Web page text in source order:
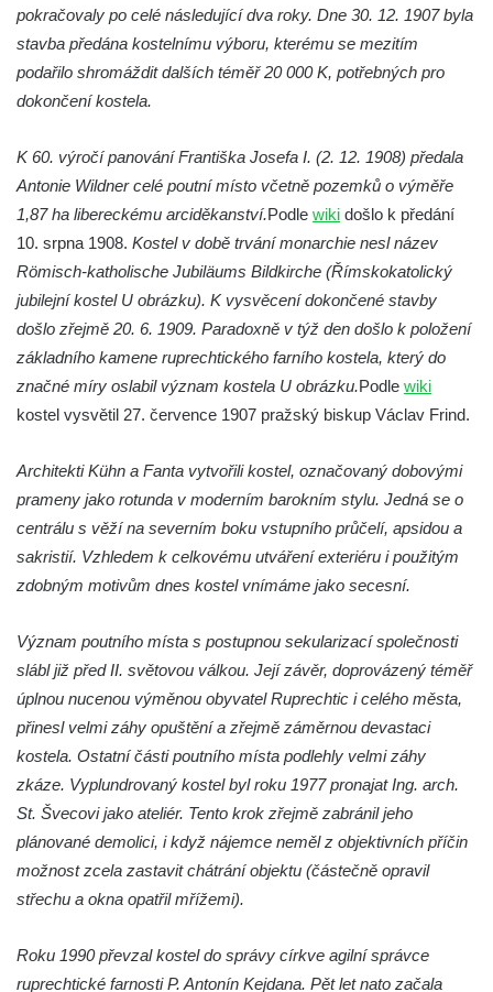
Kaple v Horním Třeboníně
Kaple mezi Dolním Třebonínem a Horním
Kaple v severní části Dolního Třebonína
Márnice na hřbitově v Rybniště
Kaple u kostela svatého Jiljí v Lužci nad
Vltavou
Kaple Božího těla na hřbitově v Hostíně u
Vojkovic
Kostel Nanebevzetí Panny Marie v Hostíně
u Vojkovic
Hřbitovní kaple na hřbitově v Lužci nad
Vltavou
Márnice na hřbitově v Hrobčicích
Hrobčicích
Kaple svatého Vavřince v Mirošovicích
Márnice na hřbitově v Račicích
Kaple v Bezděkově
Kaple Nejsvětější Trojice v centru Liběšic
Výklenková kaple na rozcestí na jižním
okraji Liběšic
Kostel svaté Kateřiny v Chouči
Kostel svatého Augustina v Lužici
pokračovaly po celé následující dva roky. Dne 30. 12. 1907 byla
stavba předána kostelnímu výboru, kterému se mezitím
podařilo shromáždit dalších téměř 20 000 K, potřebných pro
dokončení kostela.
K 60. výročí panování Františka Josefa I. (2. 12. 1908) předala
Antonie Wildner celé poutní místo včetně pozemků o výměře
1,87 ha libereckému arciděkanství.Podle wiki došlo k předání
10. srpna 1908. Kostel v době trvání monarchie nesl název
Römisch-katholische Jubiläums Bildkirche (Římskokatolický
jubilejní kostel U obrázku). K vysvěcení dokončené stavby
došlo zřejmě 20. 6. 1909. Paradoxně v týž den došlo k položení
základního kamene ruprechtického farního kostela, který do
značné míry oslabil význam kostela U obrázku.Podle wiki
kostel vysvětil 27. července 1907 pražský biskup Václav Frind.
Architekti Kühn a Fanta vytvořili kostel, označovaný dobovými
prameny jako rotunda v moderním barokním stylu. Jedná se o
centrálu s věží na severním boku vstupního průčelí, apsidou a
sakristií. Vzhledem k celkovému utváření exteriéru i použitým
zdobným motivům dnes kostel vnímáme jako secesní.
Význam poutního místa s postupnou sekularizací společnosti
slábl již před II. světovou válkou. Její závěr, doprovázený téměř
úplnou nucenou výměnou obyvatel Ruprechtic i celého města,
přinesl velmi záhy opuštění a zřejmě záměrnou devastaci
kostela. Ostatní části poutního místa podlehly velmi záhy
zkáze. Vyplundrovaný kostel byl roku 1977 pronajat Ing. arch.
St. Švecovi jako ateliér. Tento krok zřejmě zabránil jeho
plánované demolici, i když nájemce neměl z objektivních příčin
možnost zcela zastavit chátrání objektu (částečně opravil
střechu a okna opatřil mřížemi).
Roku 1990 převzal kostel do správy církve agilní správce
ruprechtické farnosti P. Antonín Kejdana. Pět let nato začala